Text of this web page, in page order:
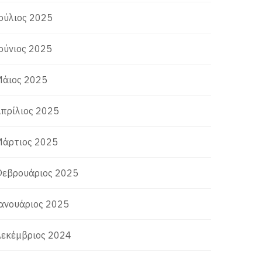
2025
2025
2025
2025
2025
2025
2025
2024